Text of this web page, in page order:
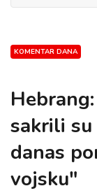
KOMENTAR DANA
sakrili su
danas
vojsku"